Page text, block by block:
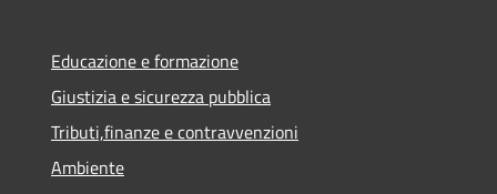
Educazione e formazione
Giustizia e sicurezza pubblica
Tributi,finanze e contravvenzioni
Ambiente